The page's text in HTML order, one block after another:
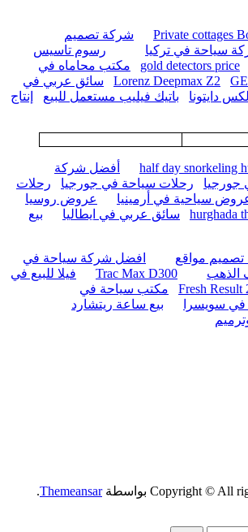
Private cottages
شركة تصميم
سياحة في تركيا
رسوم تاسيس
gold detectors price
مكتب محاماه في
Lorenz Deepmax Z2
سائق عربي في
دايتونا باتيك فيليب مستعمل للبيع
إنتاج
half day snorkeling
أفضل شركة
جورجيا رحلات سياحة في جورجيا
رحلات
سياحية في أرمينيا
عروض روسيا
hurghada سائق عربي في ايطاليا
بيع
مواقع
افضل شركة سياحة في
الذهب Trac Max D300
فيلا للبيع في
Fresh Result
مكتب سياحة في
سويسرا
بيع ساعة ريتشارد
Copyright © All بواسطةThemeansar
.